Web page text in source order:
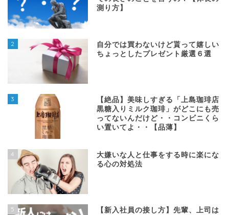
測り方】
2
自分では買わないけど貰って嬉しい
ちょっとしたプレゼント厳選６選
3
【絶品】美味しすぎる「上島珈琲店
黒糖入りミルク珈琲」がどこにも売
ってないんだけど・・コンビニくら
い置いてよ・・【品薄】
4
大嫌いな人と仕事をする時に楽にな
る心の対処法
5
【新入社員の接し方】先輩、上司は